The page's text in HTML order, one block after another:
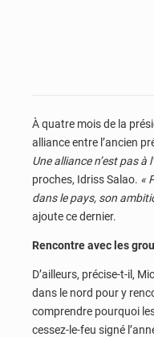
À quatre mois de la
alliance entre l’ancien
Une alliance n’est pas à
proches, Idriss Salao. «
dans le pays, son
ajoute ce dernier.
Rencontre avec les
D’ailleurs, précise-t-il,
dans le nord pour y
comprendre pourquoi
cessez-le-feu signé